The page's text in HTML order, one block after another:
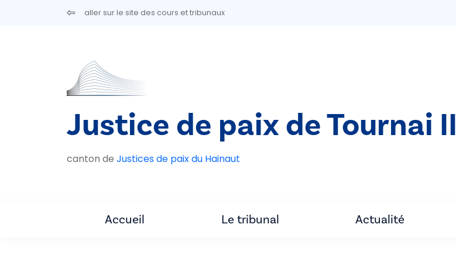
Aller au contenu principalaller sur le site des cours et tribunaux
Justice de paix de Tournai II
canton de Justices de paix du Hainaut
Accueil Le tribunal Actualité